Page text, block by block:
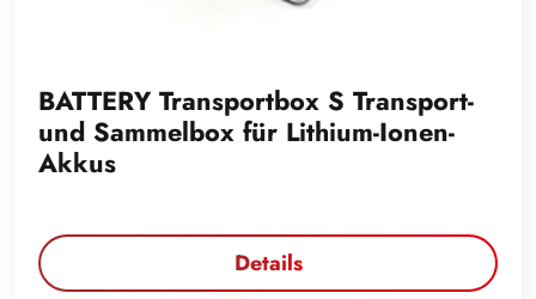
BATTERY Transportbox S Transport-
und Sammelbox für Lithium-Ionen-
Akkus
Details